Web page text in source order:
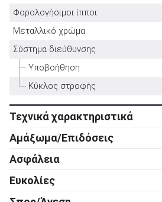
Μεταχειρισμένα
ΑΝΑΖΗΤΗΣΗ
Επιχειρήσεις
Φορολογήσιμοι ίπποι
Μεταλλικό χρώμα
Σύστημα διεύθυνσης
Υποβοήθηση
Κύκλος στροφής
Τεχνικά χαρακτηριστικά
Κινητήρας
Κύλινδροι
Βαλβίδες
Κυβισμός
Ισχύς
Αμάξωμα/Επιδόσεις
Αμάξωμα
Τύπος
Αριθμός θυρών
Ασφάλεια
Ενεργητική ασφάλεια
ABS
Ευκολίες
Ρυθμιζόμενο τιμόνι σε ύψος